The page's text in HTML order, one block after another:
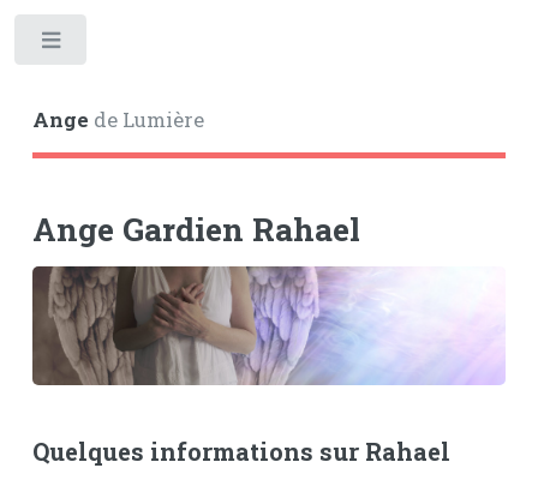
Ange de Lumière
Ange Gardien Rahael
Quelques informations sur Rahael